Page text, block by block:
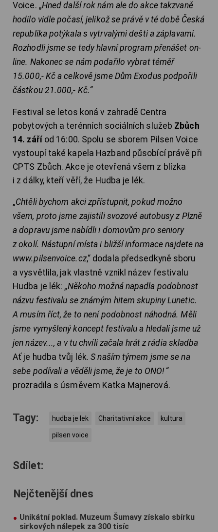
Voice. „Hned další rok nám ale do akce takzvaně
hodilo vidle počasí, jelikož se právě v té době Česká
republika potýkala s vytrvalými dešti a záplavami.
Rozhodli jsme se tedy hlavní program přenášet on-
line. Nakonec se nám podařilo vybrat téměř
15.000,- Kč a celkově jsme Dům Exodus podpořili
částkou 21.000,- Kč.“
Festival se letos koná v zahradě Centra
pobytových a terénních sociálních služeb Zbůch
14. záříod 16:00. Spolu se sborem Pilsen Voice
vystoupí také kapela Hazband působící právě při
CPTS Zbůch. Akce je otevřená všem z blízka
i z dálky, kteří věří, že Hudba je lék.
„Chtěli bychom akci zpřístupnit, pokud možno
všem, proto jsme zajistili svozové autobusy z Plzně
a dopravu jsme nabídli i domovům pro seniory
z okolí. Nástupní místa i bližší informace najdete na
www.pilsenvoice.cz,“ dodala předsedkyně sboru
a vysvětlila, jak vlastně vznikl název festivalu
Hudba je lék: „Někoho možná napadla podobnost
názvu festivalu se známým hitem skupiny Lunetic.
A musím říct, že to není podobnost náhodná. Měli
jsme vymyšlený koncept festivalu a hledali jsme už
jen název..., a v tu chvíli začala hrát z rádia skladba
Ať je hudba tvůj lék.S naším týmem jsme se na
sebe podívali a věděli jsme, že je to ONO!“
prozradila s úsměvem Katka Majnerová.
Tagy: hudba je lek Charitativní akce kultura
pilsen voice
Sdílet:
Nejčtenější dnes
Unikátní poklad. Muzeum Šumavy získalo sbírku
sirkových nálepek za 300 tisíc